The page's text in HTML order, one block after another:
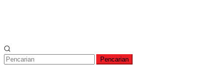
Pencarian